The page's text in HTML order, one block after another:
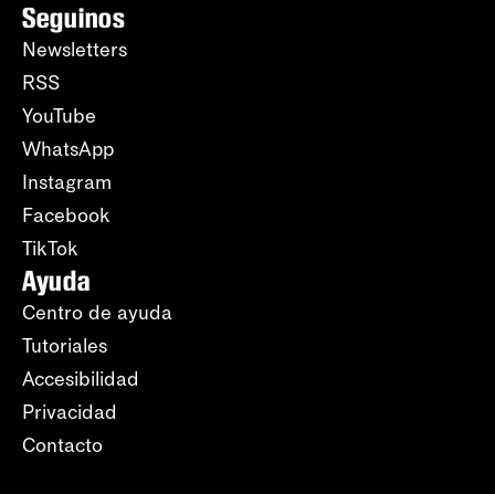
Seguinos
Newsletters
RSS
YouTube
WhatsApp
Instagram
Facebook
TikTok
Ayuda
Centro de ayuda
Tutoriales
Accesibilidad
Privacidad
Contacto